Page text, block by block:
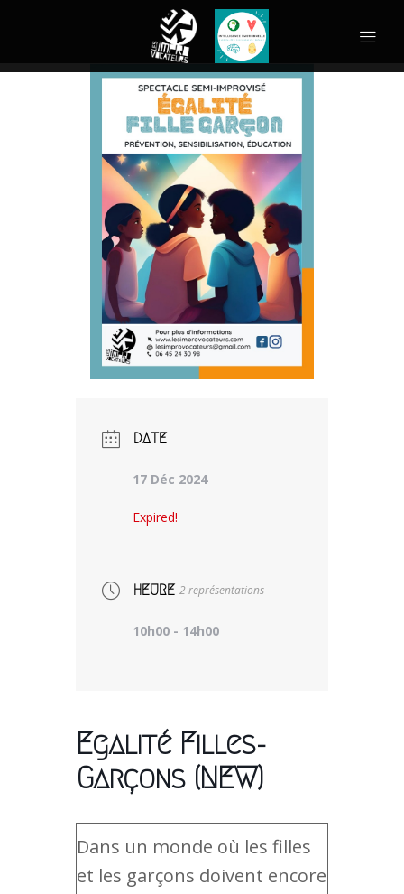
DATE
17 Déc 2024
Expired!
HEURE 2 représentations
10h00 - 14h00
Egalité Filles-
Garçons (NEW)
Dans un monde où les filles
et les garçons doivent encore